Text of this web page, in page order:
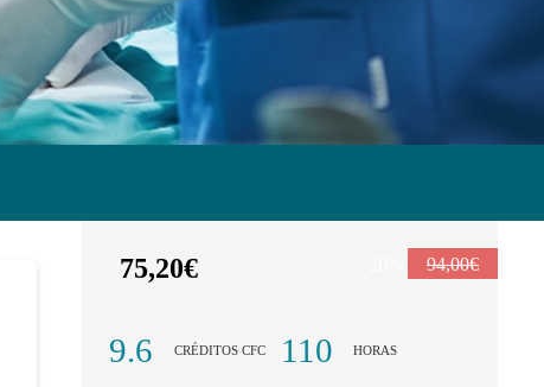
75,20€ 94,00€
9.6 CRÉDITOS CFC 110 HORAS